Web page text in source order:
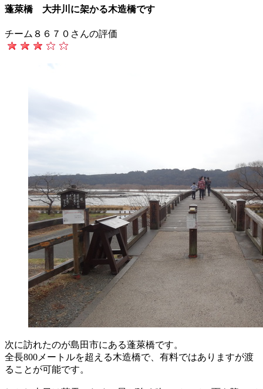
蓬萊橋 大井川に架かる木造橋です
チーム８６７０さんの評価
次に訪れたのが島田市にある蓬萊橋です。
全長800メートルを超える木造橋で、有料ではありますが渡
ることが可能です。